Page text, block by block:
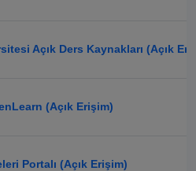
Açık Ders Kaynakları (Açık
(Açık Erişim)
Portalı (Açık Erişim)